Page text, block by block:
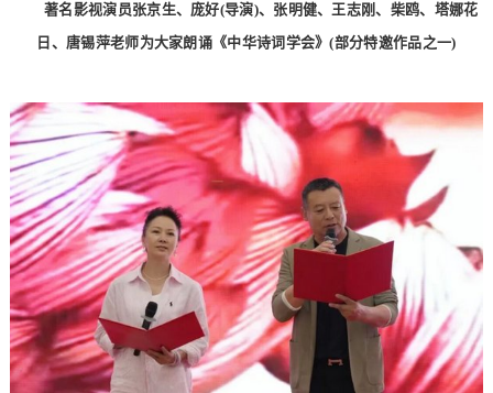
著名影视演员张京生、庞好(导演)、张明健、王志刚、柴鸥、塔娜花
日、唐锡萍老师为大家朗诵《中华诗词学会》(部分特邀作品之一)